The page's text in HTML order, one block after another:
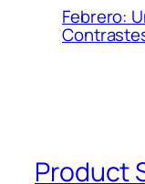
Febrero:
Product